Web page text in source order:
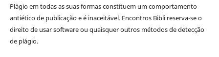
Plágio em todas as suas formas constituem um comportamento
antiético de publicação e é inaceitável. Encontros Bibli reserva-se o
direito de usar software ou quaisquer outros métodos de detecção
de plágio.